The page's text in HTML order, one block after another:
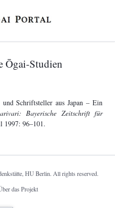
Ōgai-Studien
Schriftsteller aus Japan – Ein
Bayerische Zeitschrift für
1997: 96–101.
HU Berlin. All rights reserved.
das Projekt